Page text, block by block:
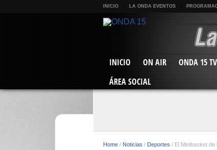
INICIO LA ONDA EVENTOS
INICIO ON AIR ONDA 15 TV
ÁREA SOCIAL
Home / Noticias / Deportes / El Minibasket de